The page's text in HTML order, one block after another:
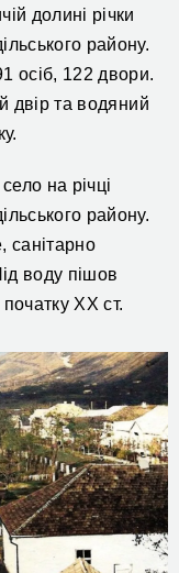
долині річки
району.
осіб, 122 двори.
двір та водяний
на річці
району.
санітарно
воду пішов
початку ХХ ст.